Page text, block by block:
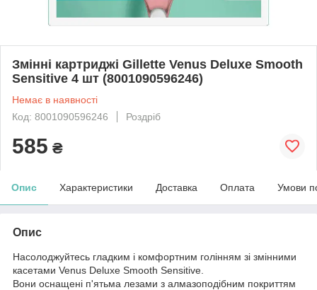
Змінні картриджі Gillette Venus Deluxe Smooth
Sensitive 4 шт (8001090596246)
Немає в наявності
Код: 8001090596246
Роздріб
585 ₴
Опис Характеристики Доставка Оплата Умови
Опис
Насолоджуйтесь гладким і комфортним голінням зі змінними
касетами Venus Deluxe Smooth Sensitive.
Вони оснащені п'ятьма лезами з алмазоподібним покриттям